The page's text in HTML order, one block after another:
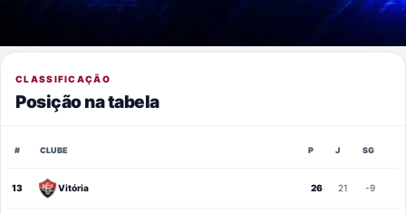
CLASSIFICAÇÃO
Posição na tabela
# CLUBE P J SG
13 Vitória 26 21 -9